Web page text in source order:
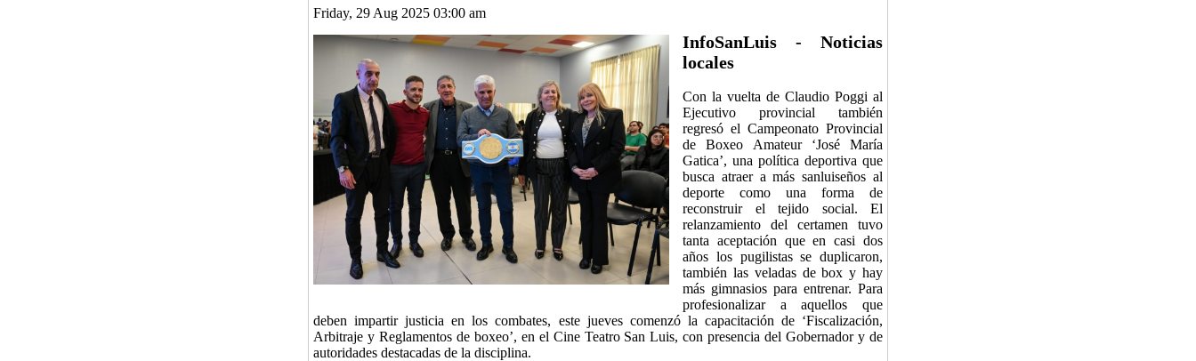
Friday, 29 Aug 2025 03:00 am
InfoSanLuis - Noticias
locales
Con la vuelta de Claudio Poggi al
Ejecutivo provincial también
regresó el Campeonato Provincial
de Boxeo Amateur ‘José María
Gatica’, una política deportiva que
busca atraer a más sanluiseños al
deporte como una forma de
reconstruir el tejido social. El
relanzamiento del certamen tuvo
tanta aceptación que en casi dos
años los pugilistas se duplicaron,
también las veladas de box y hay
más gimnasios para entrenar. Para
profesionalizar a aquellos que
deben impartir justicia en los combates, este jueves comenzó la capacitación de ‘Fiscalización,
Arbitraje y Reglamentos de boxeo’, en el Cine Teatro San Luis, con presencia del Gobernador y de
autoridades destacadas de la disciplina.